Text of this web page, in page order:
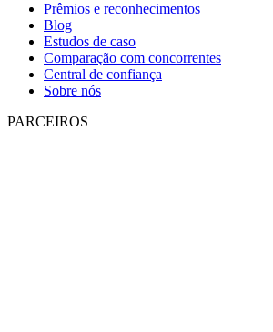
Prêmios e reconhecimentos
Blog
Estudos de caso
Comparação com concorrentes
Central de confiança
Sobre nós
PARCEIROS